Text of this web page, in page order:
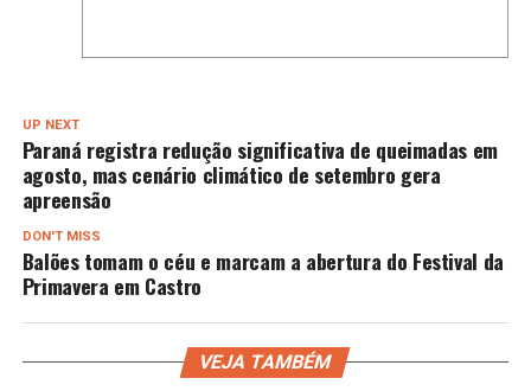
UP NEXT
Paraná registra redução significativa de queimadas em
agosto, mas cenário climático de setembro gera
apreensão
DON'T MISS
Balões tomam o céu e marcam a abertura do Festival da
Primavera em Castro
VEJA TAMBÉM